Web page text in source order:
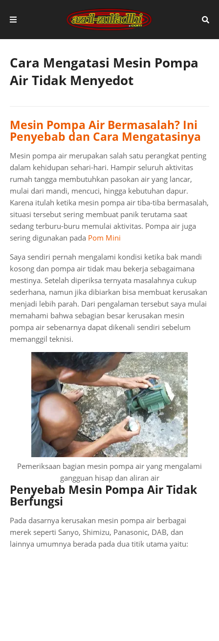
Cara Mengatasi Mesin Pompa
Air Tidak Menyedot
Mesin Pompa Air Bermasalah? Ini
Penyebab dan Cara Mengatasinya
Mesin pompa air merupakan salah satu perangkat penting
dalam kehidupan sehari-hari. Hampir seluruh aktivitas
rumah tangga membutuhkan pasokan air yang lancar,
mulai dari mandi, mencuci, hingga kebutuhan dapur.
Karena itulah ketika mesin pompa air tiba-tiba bermasalah,
situasi tersebut sering membuat panik terutama saat
sedang terburu-buru memulai aktivitas. Pompa air juga
sering digunakan pada Pom Mini
Saya sendiri pernah mengalami kondisi ketika bak mandi
kosong dan pompa air tidak mau bekerja sebagaimana
mestinya. Setelah diperiksa ternyata masalahnya cukup
sederhana, namun jika dibiarkan bisa membuat kerusakan
menjadi lebih parah. Dari pengalaman tersebut saya mulai
memahami bahwa sebagian besar kerusakan mesin
pompa air sebenarnya dapat dikenali sendiri sebelum
memanggil teknisi.
Pemeriksaan bagian mesin pompa air yang mengalami
gangguan hisap dan aliran air
Penyebab Mesin Pompa Air Tidak
Berfungsi
Pada dasarnya kerusakan mesin pompa air berbagai
merek seperti Sanyo, Shimizu, Panasonic, DAB, dan
lainnya umumnya berada pada dua titik utama yaitu: